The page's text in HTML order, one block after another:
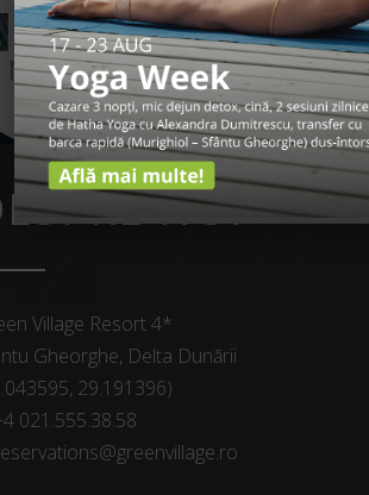
NOI
Village Resort 4*
Gheorghe, Delta Dunării
29.191396)
021.555.38.58